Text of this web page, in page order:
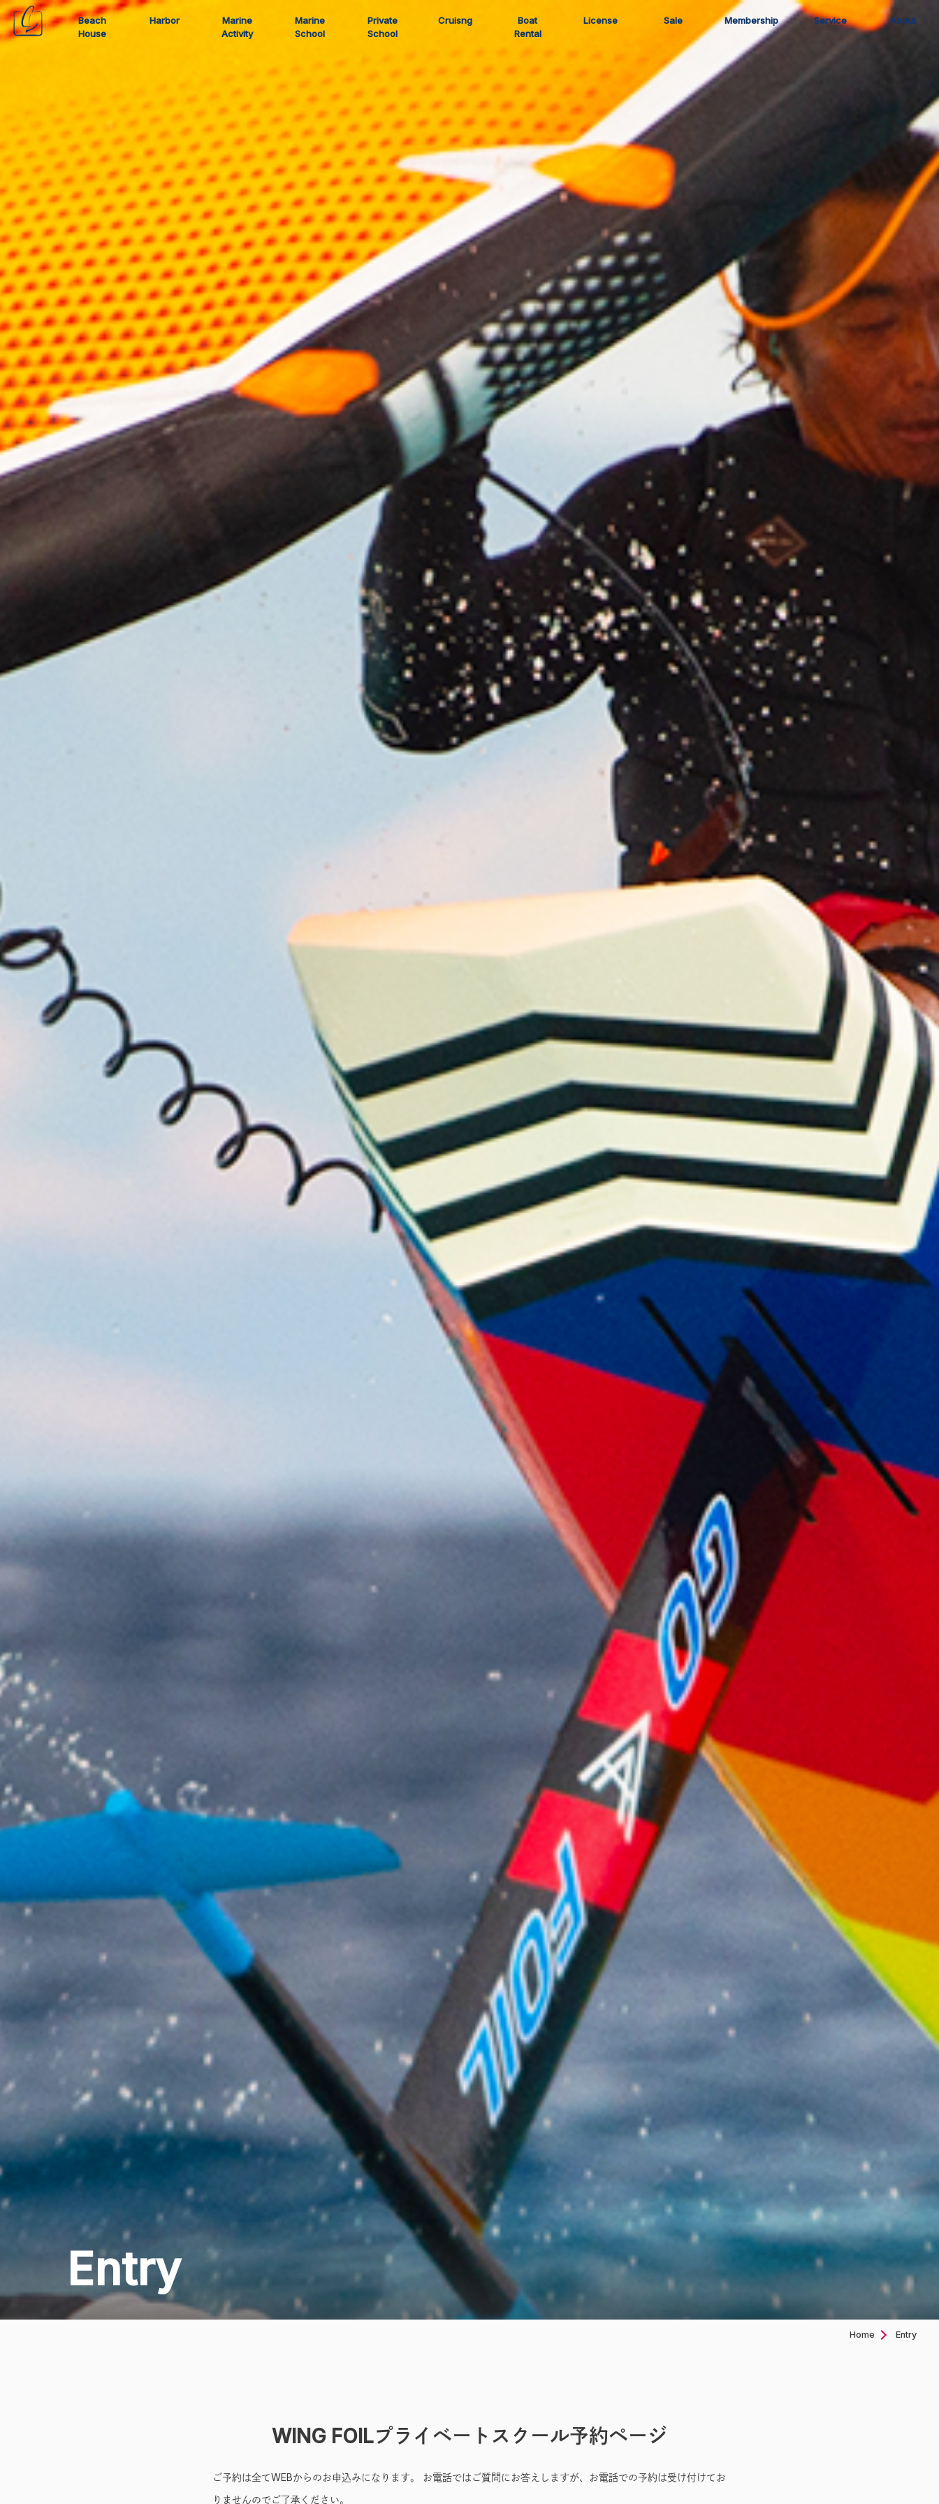
Beach
House
Harbor
Marine
Activity
Marine
School
Private
School
Cruisng
Boat
Rental
License Sale Membership Service About
Entry
Home Entry
WING FOILプライベートスクール予約ページ
ご予約は全てWEBからのお申込みになります。 お電話ではご質問にお答えしますが、お電話での予約は受け付けてお
りませんのでご了承ください。